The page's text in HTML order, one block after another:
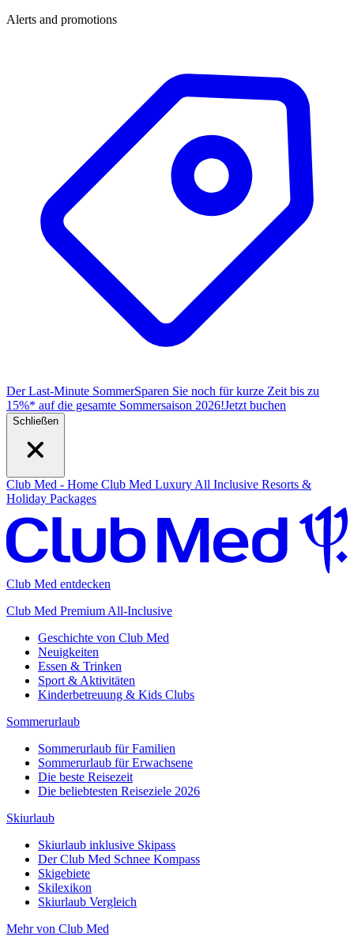
Alerts and promotions
Der Last-Minute SommerSparen Sie noch für kurze Zeit bis zu
15%* auf die gesamte Sommersaison 2026!Jetzt buchen
Schließen
Club Med - Home Club Med Luxury All Inclusive Resorts &
Holiday Packages
Club Med entdecken
Club Med Premium All-Inclusive
Geschichte von Club Med
Neuigkeiten
Essen & Trinken
Sport & Aktivitäten
Kinderbetreuung & Kids Clubs
Sommerurlaub
Sommerurlaub für Familien
Sommerurlaub für Erwachsene
Die beste Reisezeit
Die beliebtesten Reiseziele 2026
Skiurlaub
Skiurlaub inklusive Skipass
Der Club Med Schnee Kompass
Skigebiete
Skilexikon
Skiurlaub Vergleich
Mehr von Club Med